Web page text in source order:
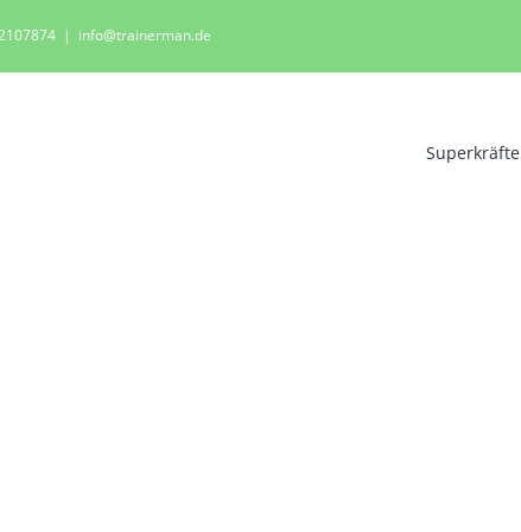
| info@trainerman.de
Superkräfte